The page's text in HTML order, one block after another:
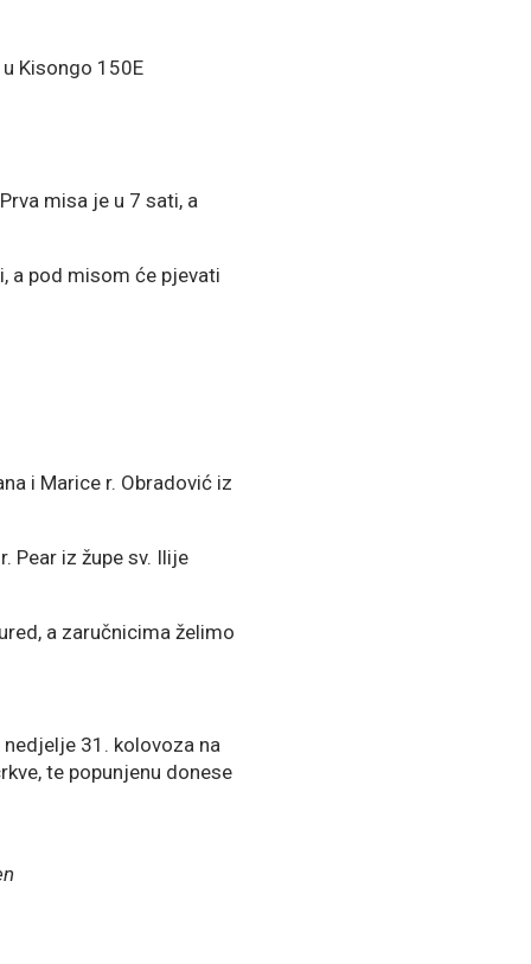
Kisongo 150E
misa je u 7 sati, a
a pod misom će pjevati
i Marice r. Obradović iz
Pear iz župe sv. Ilije
a zaručnicima želimo
31. kolovoza na
te popunjenu donese